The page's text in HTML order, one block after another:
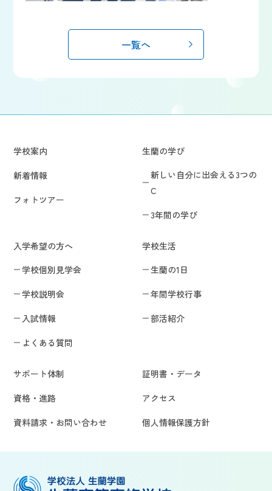
一覧へ
学校案内
新着情報
フォトツアー
生蘭の学び
新しい自分に出会える3つの
C
3年間の学び
入学希望の方へ
学校個別見学会
学校説明会
入試情報
よくある質問
学校生活
生蘭の1日
年間学校行事
部活紹介
サポート体制
資格・進路
資料請求・お問い合わせ
証明書・データ
アクセス
個人情報保護方針